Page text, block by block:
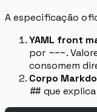
A especificação
YAML front
por ---.
consomem
Corpo
## que